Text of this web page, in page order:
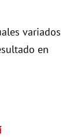
variados
en